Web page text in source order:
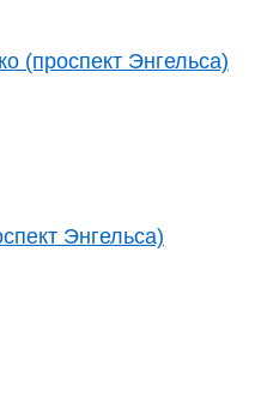
(проспект Энгельса)
Энгельса)